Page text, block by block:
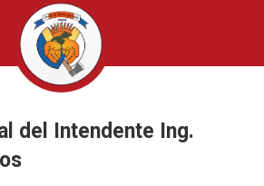
del Intendente Ing.